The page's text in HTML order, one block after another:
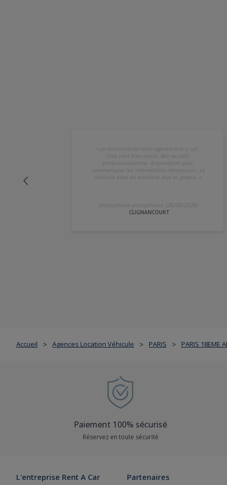
Accueil > Agences Location Véhicule > PARIS > PARIS 18EME
Je recommande cette agence rent a car.
Tout s'est bien passé. Bon accueil,
professionnalisme, disponibilité pour
communiquer les informations nécessaires. Le
véhicule était en excellent état et propre.
anonymous anonymous. (26/06/2026)
CLIGNANCOURT
Paiement 100% sécurisé
Réservez en toute sécurité
L'entreprise Rent A Car Partenaires